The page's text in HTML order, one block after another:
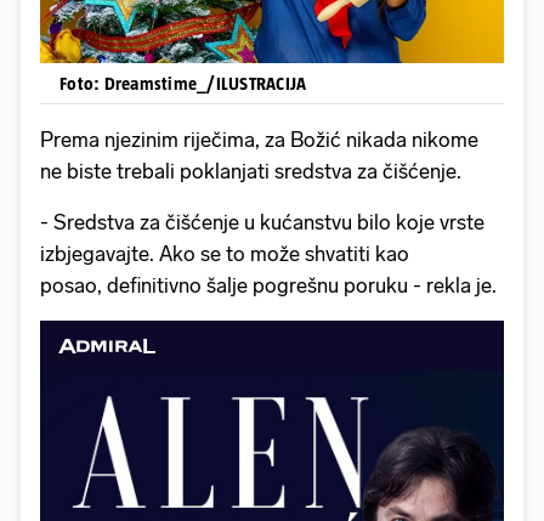
Foto: Dreamstime_/ILUSTRACIJA
Prema njezinim riječima, za Božić nikada nikome
ne biste trebali poklanjati sredstva za čišćenje.
- Sredstva za čišćenje u kućanstvu bilo koje vrste
izbjegavajte. Ako se to može shvatiti kao
posao, definitivno šalje pogrešnu poruku - rekla je.